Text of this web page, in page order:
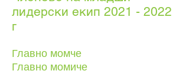
лидерски екип 2021 - 2022
г
Главно момче
Главно момиче